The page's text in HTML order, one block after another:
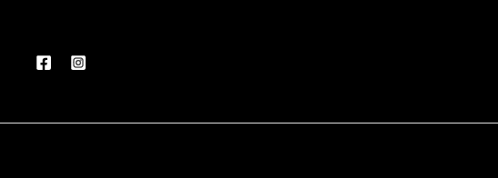
contenuto